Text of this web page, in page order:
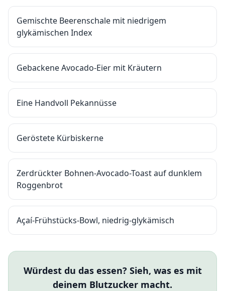
Gemischte Beerenschale mit niedrigem
glykämischen Index
Gebackene Avocado-Eier mit Kräutern
Eine Handvoll Pekannüsse
Geröstete Kürbiskerne
Zerdrückter Bohnen-Avocado-Toast auf dunklem
Roggenbrot
Açaí-Frühstücks-Bowl, niedrig-glykämisch
Würdest du das essen? Sieh, was es mit
deinem Blutzucker macht.